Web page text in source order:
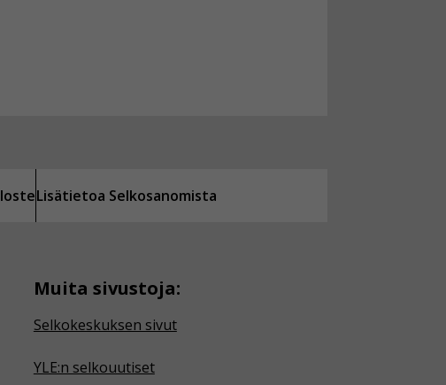
Lisätietoa Selkosanomista
Muita sivustoja:
Selkokeskuksen sivut
YLE:n selkouutiset